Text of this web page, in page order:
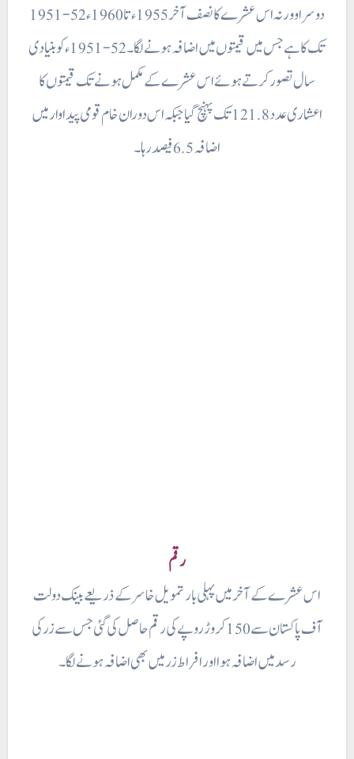
1951-52 دو سر او ورنہ اس عشرے کا نصف آخر 1955ء تا 1960ء
تک کا ہے جس میں قیمتوں میں اضافہ ہونے لگا۔ 52-1951ء کو بنیادی
سال تصور کرتے ہوئے اس عشرے کے مکمل ہونے تک قیمتوں کا
اعشاری عدد 121.8 تک پہنچ گیا جبکہ اس دوران خام قومی پیداوار میں
اضافہ 6.5 فیصد رہا۔
رقم
اس عشرے کے آخر میں پہلی بار تمویل خاسر کے ذریعے بینک دولت
آف پاکستان سے 150 کروڑ روپے کی رقم حاصل کی گئی جس سے زر کی
رسد میں اضافہ ہوا اور افراط زر میں بھی اضافہ ہونے لگا۔